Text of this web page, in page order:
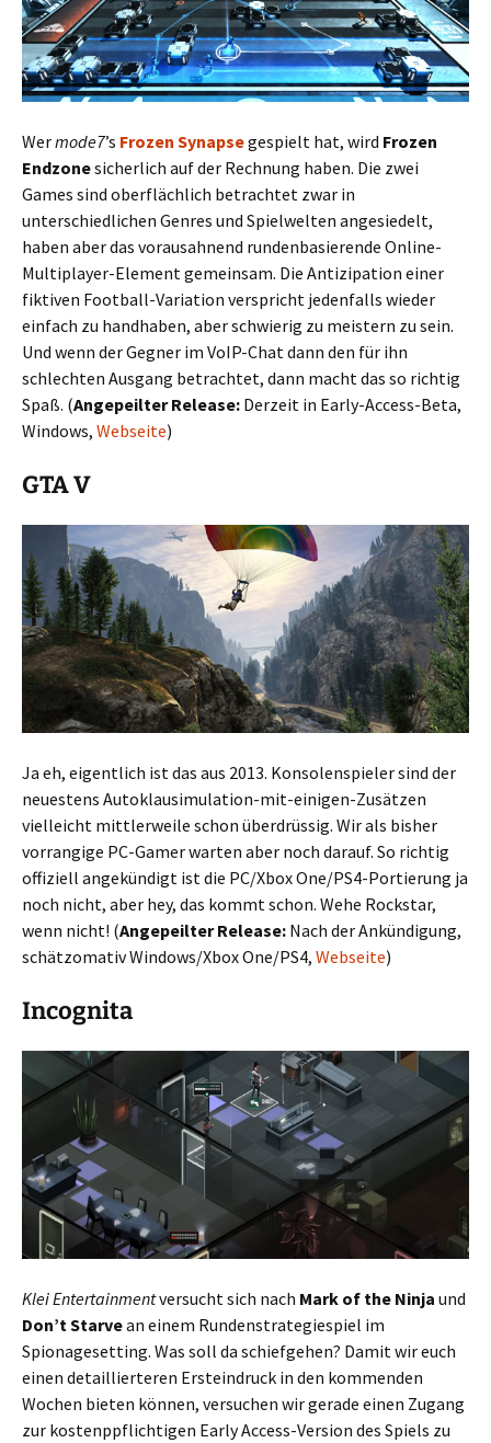
Wermode7’s Frozen Synapsegespielt hat, wird Frozen
Endzonesicherlich auf der Rechnung haben. Die zwei
Games sind oberflächlich betrachtet zwar in
unterschiedlichen Genres und Spielwelten angesiedelt,
haben aber das vorausahnend rundenbasierende Online-
Multiplayer-Element gemeinsam. Die Antizipation einer
fiktiven Football-Variation verspricht jedenfalls wieder
einfach zu handhaben, aber schwierig zu meistern zu sein.
Und wenn der Gegner im VoIP-Chat dann den für ihn
schlechten Ausgang betrachtet, dann macht das so richtig
Spaß. (Angepeilter Release: Derzeit in Early-Access-Beta,
Windows, Webseite)
GTA V
Ja eh, eigentlich ist das aus 2013. Konsolenspieler sind der
neuestens Autoklausimulation-mit-einigen-Zusätzen
vielleicht mittlerweile schon überdrüssig. Wir als bisher
vorrangige PC-Gamer warten aber noch darauf. So richtig
offiziell angekündigt ist die PC/Xbox One/PS4-Portierung ja
noch nicht, aber hey, das kommt schon. Wehe Rockstar,
wenn nicht! (Angepeilter Release: Nach der Ankündigung,
schätzomativ Windows/Xbox One/PS4, Webseite)
Incognita
Klei Entertainmentversucht sich nach Mark of the Ninja und
Don’t Starvean einem Rundenstrategiespiel im
Spionagesetting. Was soll da schiefgehen? Damit wir euch
einen detaillierteren Ersteindruck in den kommenden
Wochen bieten können, versuchen wir gerade einen Zugang
zur kostenppflichtigen Early Access-Version des Spiels zu